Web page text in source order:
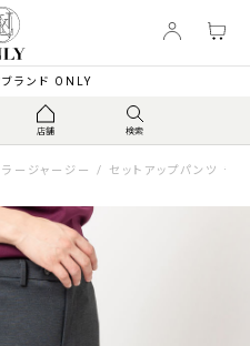
ランド ONLY
ラージャージー / セットアップパンツ チャ